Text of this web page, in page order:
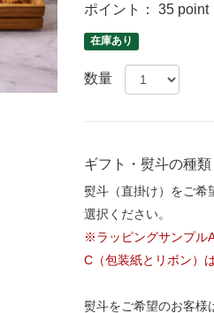
ポイント： 35 point
在庫あり
数量
ギフト・熨斗の種類
熨斗（直掛け）をご希
選択ください。
※ラッピングサンプル
C（包装紙とリボン）
熨斗をご希望のお客様